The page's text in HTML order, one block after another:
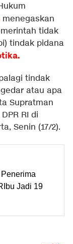
menegaskan
tidak
tindak pidana
tindak
atau apa
Supratman
RI di
Senin (17/2).
Jadi 19